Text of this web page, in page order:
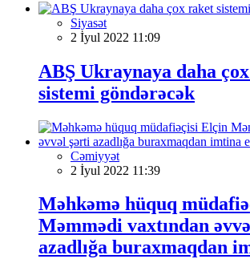
Siyasət
2 İyul 2022 11:09
ABŞ Ukraynaya daha
sistemi göndərəcək
Cəmiyyət
2 İyul 2022 11:39
Məhkəmə hüquq
Məmmədi vaxtından
azadlığa buraxmaqdan